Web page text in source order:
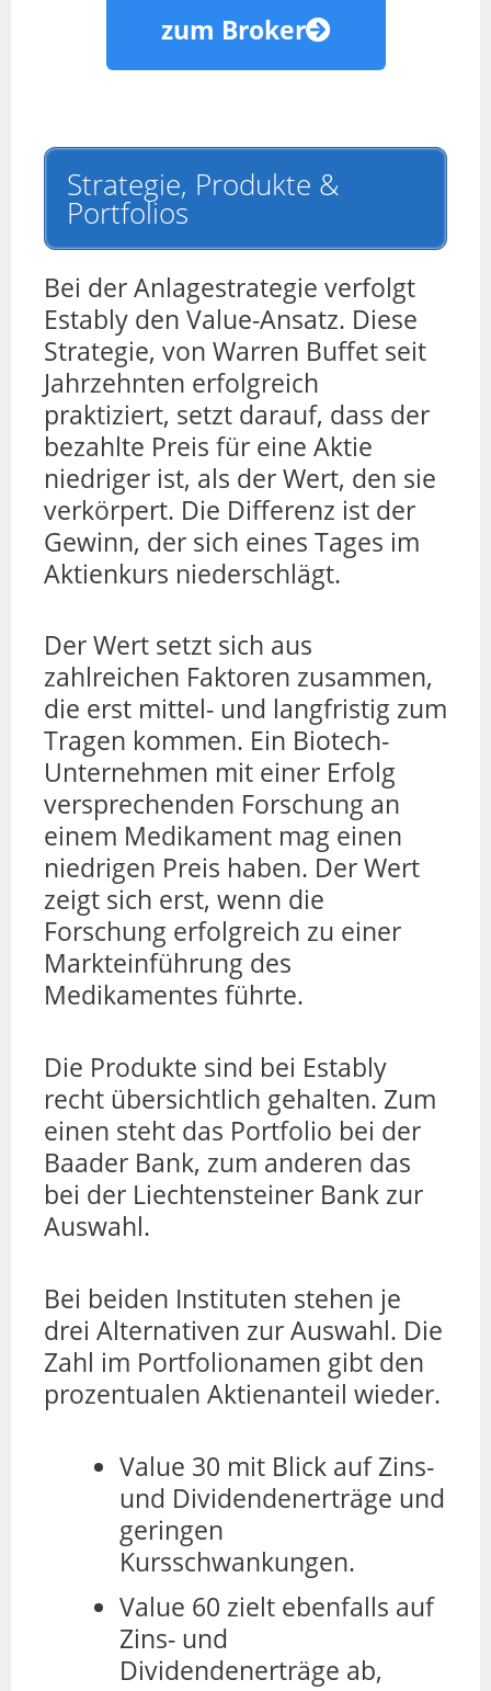
zum Broker
Strategie, Produkte &
Portfolios
Bei der Anlagestrategie verfolgt
Estably den Value-Ansatz. Diese
Strategie, von Warren Buffet seit
Jahrzehnten erfolgreich
praktiziert, setzt darauf, dass der
bezahlte Preis für eine Aktie
niedriger ist, als der Wert, den sie
verkörpert. Die Differenz ist der
Gewinn, der sich eines Tages im
Aktienkurs niederschlägt.
Der Wert setzt sich aus
zahlreichen Faktoren zusammen,
die erst mittel- und langfristig zum
Tragen kommen. Ein Biotech-
Unternehmen mit einer Erfolg
versprechenden Forschung an
einem Medikament mag einen
niedrigen Preis haben. Der Wert
zeigt sich erst, wenn die
Forschung erfolgreich zu einer
Markteinführung des
Medikamentes führte.
Die Produkte sind bei Estably
recht übersichtlich gehalten. Zum
einen steht das Portfolio bei der
Baader Bank, zum anderen das
bei der Liechtensteiner Bank zur
Auswahl.
Bei beiden Instituten stehen je
drei Alternativen zur Auswahl. Die
Zahl im Portfolionamen gibt den
prozentualen Aktienanteil wieder.
Value 30 mit Blick auf Zins-
und Dividendenerträge und
geringen
Kursschwankungen.
Value 60 zielt ebenfalls auf
Zins- und
Dividendenerträge ab,